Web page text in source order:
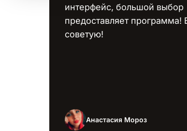
интерфейс, большой выбор
предоставляет программа!
советую!
Анастасия Мороз